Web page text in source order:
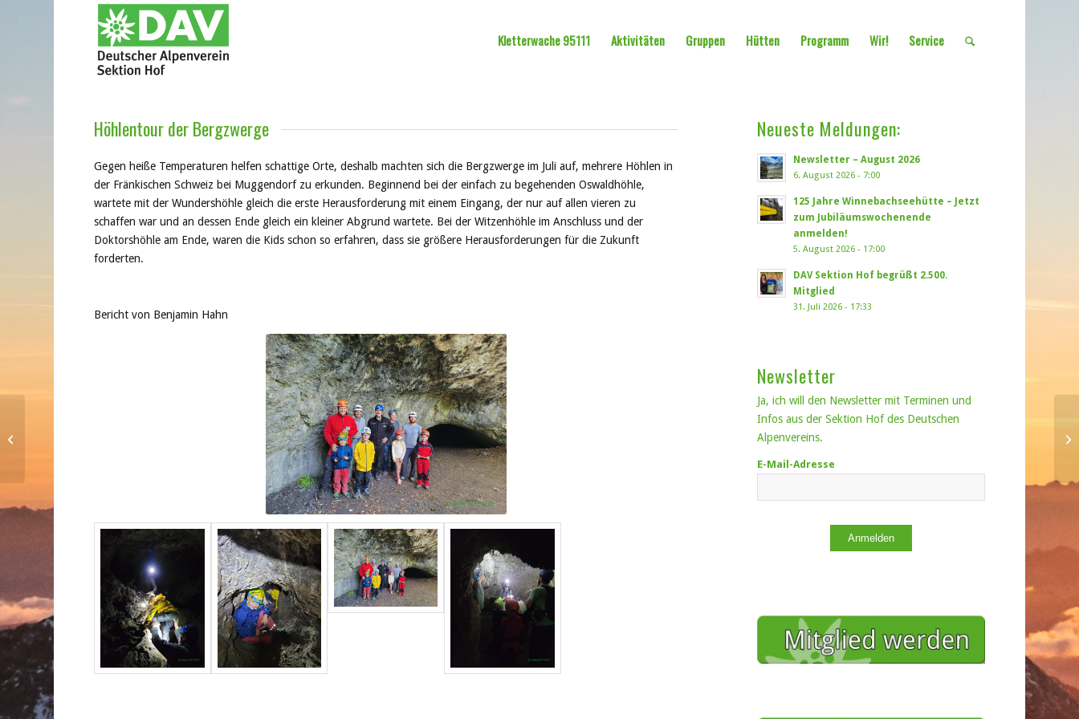
Kletterwache 95111 Aktivitäten Gruppen Hütten Programm Wir! Service
Höhlentour der Bergzwerge
Gegen heiße Temperaturen helfen schattige Orte, deshalb machten sich die Bergzwerge im Juli auf, mehrere Höhlen in
der Fränkischen Schweiz bei Muggendorf zu erkunden. Beginnend bei der einfach zu begehenden Oswaldhöhle,
wartete mit der Wundershöhle gleich die erste Herausforderung mit einem Eingang, der nur auf allen vieren zu
schaffen war und an dessen Ende gleich ein kleiner Abgrund wartete. Bei der Witzenhöhle im Anschluss und der
Doktorshöhle am Ende, waren die Kids schon so erfahren, dass sie größere Herausforderungen für die Zukunft
forderten.
Bericht von Benjamin Hahn
Neueste Meldungen:
Newsletter – August 2026
6. August 2026 - 7:00
125 Jahre Winnebachseehütte – Jetzt
zum Jubiläumswochenende
anmelden!
5. August 2026 - 17:00
DAV Sektion Hof begrüßt 2.500.
Mitglied
31. Juli 2026 - 17:33
Newsletter
Ja, ich will den Newsletter mit Terminen und
Infos aus der Sektion Hof des Deutschen
Alpenvereins.
E-Mail-Adresse
Anmelden